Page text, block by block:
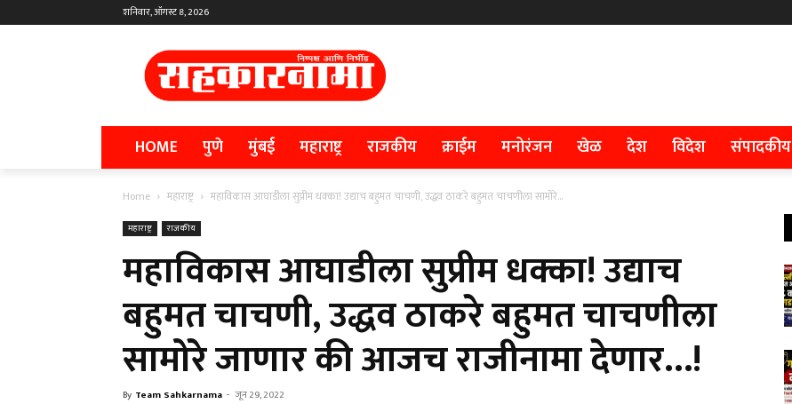
शनिवार, ऑगस्ट 8, 2026
HOME पुणे मुंबई महाराष्ट्र राजकीय क्राईम मनोरंजन खेळ देश विदेश संपादकीय
Home महाराष्ट्र महाविकास आघाडीला सुप्रीम धक्का! उद्याच बहुमत चाचणी, उद्धव ठाकरे बहुमत चाचणीला सामोरे...
महाराष्ट्र राजकीय
महाविकास आघाडीला सुप्रीम धक्का! उद्याच
बहुमत चाचणी, उद्धव ठाकरे बहुमत चाचणीला
सामोरे जाणार की आजच राजीनामा देणार…!
By Team Sahkarnama - जून 29, 2022